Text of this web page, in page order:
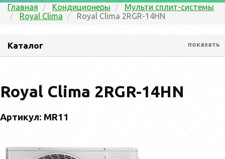
Главная Кондиционеры
Мульти сплит-системы
Royal Clima
Royal Clima 2RGR-14HN
Каталог показать
Royal Clima 2RGR-14HN
Артикул: MR11